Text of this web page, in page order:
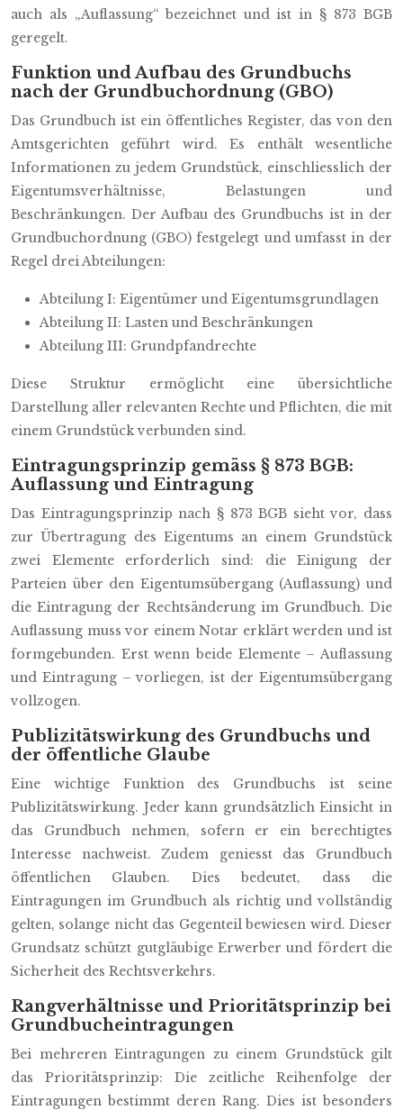
auch als „Auflassung“ bezeichnet und ist in § 873 BGB
geregelt.
Funktion und Aufbau des Grundbuchs
nach der Grundbuchordnung (GBO)
Das Grundbuch ist ein öffentliches Register, das von den
Amtsgerichten geführt wird. Es enthält wesentliche
Informationen zu jedem Grundstück, einschliesslich der
Eigentumsverhältnisse, Belastungen und
Beschränkungen. Der Aufbau des Grundbuchs ist in der
Grundbuchordnung (GBO) festgelegt und umfasst in der
Regel drei Abteilungen:
Abteilung I: Eigentümer und Eigentumsgrundlagen
Abteilung II: Lasten und Beschränkungen
Abteilung III: Grundpfandrechte
Diese Struktur ermöglicht eine übersichtliche
Darstellung aller relevanten Rechte und Pflichten, die mit
einem Grundstück verbunden sind.
Eintragungsprinzip gemäss § 873 BGB:
Auflassung und Eintragung
Das Eintragungsprinzip nach § 873 BGB sieht vor, dass
zur Übertragung des Eigentums an einem Grundstück
zwei Elemente erforderlich sind: die Einigung der
Parteien über den Eigentumsübergang (Auflassung) und
die Eintragung der Rechtsänderung im Grundbuch. Die
Auflassung muss vor einem Notar erklärt werden und ist
formgebunden. Erst wenn beide Elemente – Auflassung
und Eintragung – vorliegen, ist der Eigentumsübergang
vollzogen.
Publizitätswirkung des Grundbuchs und
der öffentliche Glaube
Eine wichtige Funktion des Grundbuchs ist seine
Publizitätswirkung. Jeder kann grundsätzlich Einsicht in
das Grundbuch nehmen, sofern er ein berechtigtes
Interesse nachweist. Zudem geniesst das Grundbuch
öffentlichen Glauben. Dies bedeutet, dass die
Eintragungen im Grundbuch als richtig und vollständig
gelten, solange nicht das Gegenteil bewiesen wird. Dieser
Grundsatz schützt gutgläubige Erwerber und fördert die
Sicherheit des Rechtsverkehrs.
Rangverhältnisse und Prioritätsprinzip bei
Grundbucheintragungen
Bei mehreren Eintragungen zu einem Grundstück gilt
das Prioritätsprinzip: Die zeitliche Reihenfolge der
Eintragungen bestimmt deren Rang. Dies ist besonders